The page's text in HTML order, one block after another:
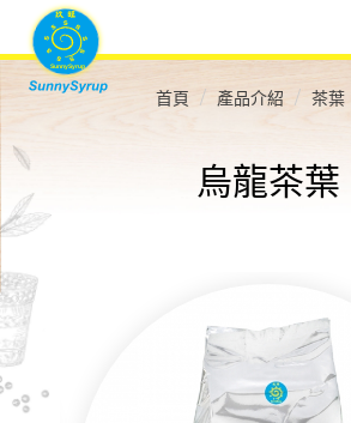
首頁 產品介紹 茶葉
烏龍茶葉